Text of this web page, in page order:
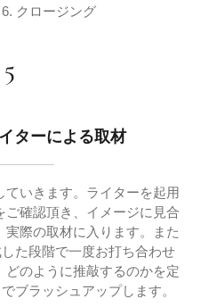
クロージング
5
ターによる取材
いきます。ライターを起用
確認頂き、イメージに見合
実際の取材に入ります。また
た段階で一度お打ち合わせ
どのように推敲するのかを定
ブラッシュアップします。